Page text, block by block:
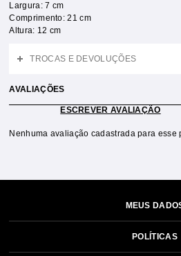
Largura: 7 cm
Comprimento: 21 cm
Altura: 12 cm
TROCAS E DEVOLUÇÕES
AVALIAÇÕES
ESCREVER AVALIAÇÃO
Nenhuma avaliação cadastrada para esse
MEUS
POLÍTICAS